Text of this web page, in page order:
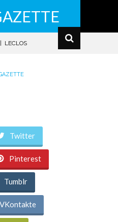
LECLOS
Twitter
Pinterest
Tumblr
VKontakte